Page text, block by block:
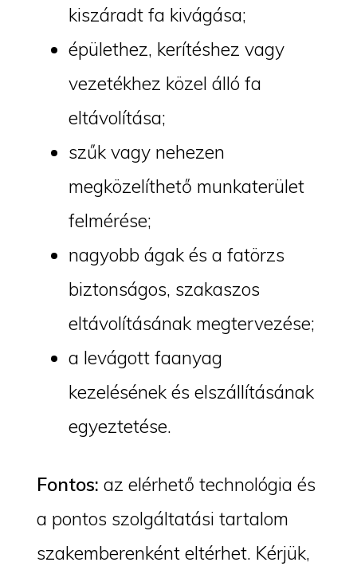
kiszáradt fa kivágása;
épülethez, kerítéshez vagy
vezetékhez közel álló fa
eltávolítása;
szűk vagy nehezen
megközelíthető munkaterület
felmérése;
nagyobb ágak és a fatörzs
biztonságos, szakaszos
eltávolításának megtervezése;
a levágott faanyag
kezelésének és elszállításának
egyeztetése.
Fontos: az elérhető technológia és
a pontos szolgáltatási tartalom
szakemberenként eltérhet. Kérjük,